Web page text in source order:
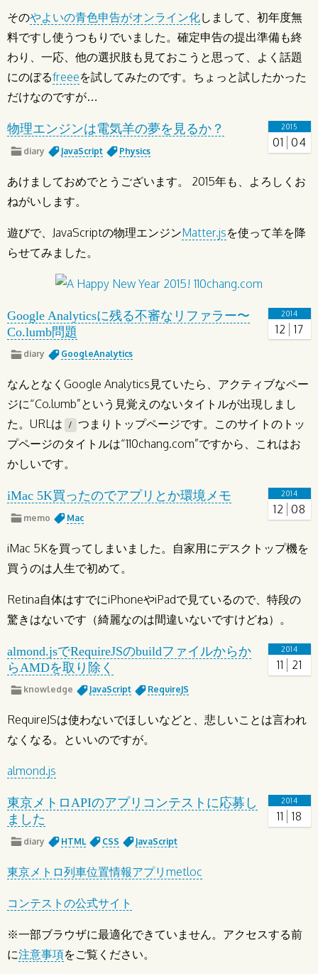
そのやよいの青色申告がオンライン化しまして、初年度無
料ですし使うつもりでいました。確定申告の提出準備も終
わり、一応、他の選択肢も見ておこうと思って、よく話題
にのぼるfreeeを試してみたのです。ちょっと試したかった
だけなのですが…
2015
01 04
物理エンジンは電気羊の夢を見るか？
diary JavaScript Physics
あけましておめでとうございます。 2015年も、よろしくお
ねがいします。
遊びで、JavaScriptの物理エンジンMatter.jsを使って羊を降
らせてみました。
2014
12 17
Google Analyticsに残る不審なリファラー〜
Co.lumb問題
diary GoogleAnalytics
なんとなくGoogle Analytics見ていたら、アクティブなペー
ジに“Co.lumb”という見覚えのないタイトルが出現しまし
た。URLは
/
つまりトップページです。このサイトのトッ
プページのタイトルは“110chang.com”ですから、これはお
かしいです。
2014
12 08
iMac 5K買ったのでアプリとか環境メモ
memo Mac
iMac 5Kを買ってしまいました。自家用にデスクトップ機を
買うのは人生で初めて。
Retina自体はすでにiPhoneやiPadで見ているので、特段の
驚きはないです（綺麗なのは間違いないですけどね）。
2014
11 21
almond.jsでRequireJSのbuildファイルからか
らAMDを取り除く
knowledge JavaScript RequireJS
RequireJSは使わないでほしいなどと、悲しいことは言われ
なくなる。といいのですが。
almond.js
2014
11 18
東京メトロAPIのアプリコンテストに応募し
ました
diary HTML CSS JavaScript
東京メトロ列車位置情報アプリmetloc
コンテストの公式サイト
※一部ブラウザに最適化できていません。アクセスする前
に注意事項をご覧ください。